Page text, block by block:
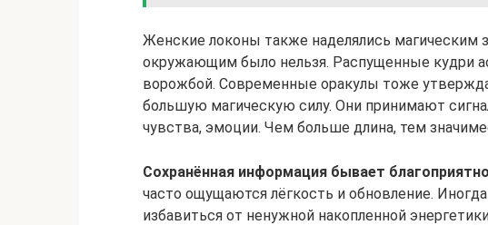
Женские локоны также наделялись магическим
окружающим было нельзя. Распущенные кудри
ворожбой. Современные оракулы тоже
большую магическую силу. Они принимают
чувства, эмоции. Чем больше длина, тем
Сохранённая информация бывает
часто ощущаются лёгкость и обновление.
избавиться от ненужной накопленной